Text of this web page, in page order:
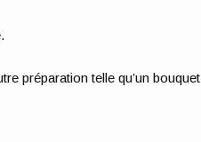
préparation telle qu’un bouquet